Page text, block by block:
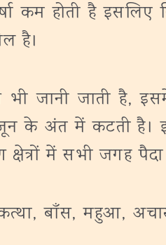
कम होती है इसलिए
है।
जानी जाती है,
के अंत में कटती है।
क्षेत्रों में सभी जगह
बाँस, महुआ,